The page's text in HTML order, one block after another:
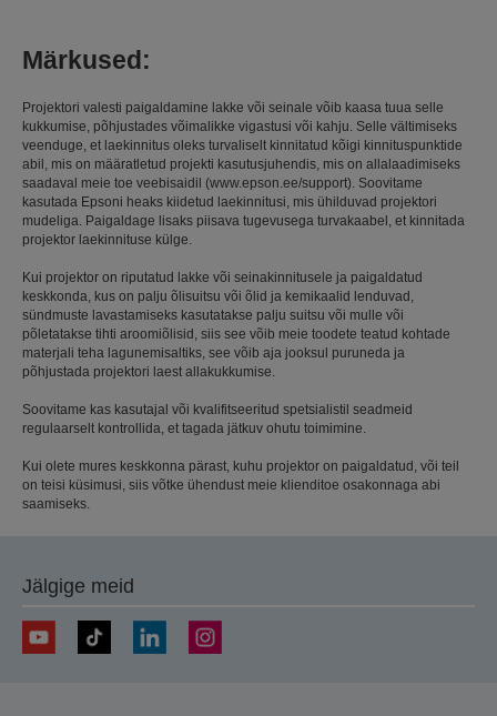
Märkused:
Projektori valesti paigaldamine lakke või seinale võib kaasa tuua selle
kukkumise, põhjustades võimalikke vigastusi või kahju. Selle vältimiseks
veenduge, et laekinnitus oleks turvaliselt kinnitatud kõigi kinnituspunktide
abil, mis on määratletud projekti kasutusjuhendis, mis on allalaadimiseks
saadaval meie toe veebisaidil (www.epson.ee/support). Soovitame
kasutada Epsoni heaks kiidetud laekinnitusi, mis ühilduvad projektori
mudeliga. Paigaldage lisaks piisava tugevusega turvakaabel, et kinnitada
projektor laekinnituse külge.
Kui projektor on riputatud lakke või seinakinnitusele ja paigaldatud
keskkonda, kus on palju õlisuitsu või õlid ja kemikaalid lenduvad,
sündmuste lavastamiseks kasutatakse palju suitsu või mulle või
põletatakse tihti aroomiõlisid, siis see võib meie toodete teatud kohtade
materjali teha lagunemisaltiks, see võib aja jooksul puruneda ja
põhjustada projektori laest allakukkumise.
Soovitame kas kasutajal või kvalifitseeritud spetsialistil seadmeid
regulaarselt kontrollida, et tagada jätkuv ohutu toimimine.
Kui olete mures keskkonna pärast, kuhu projektor on paigaldatud, või teil
on teisi küsimusi, siis võtke ühendust meie klienditoe osakonnaga abi
saamiseks.
Jälgige meid